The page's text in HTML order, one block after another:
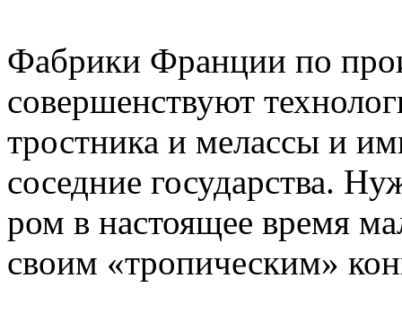
Фабрики Франции по
совершенствуют
тростника и мелассы и
соседние государства.
ром в настоящее время
своим «тропическим»